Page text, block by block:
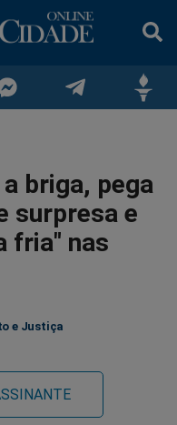
no
Telegram
no
briga, pega
surpresa e
fria" nas
e Justiça